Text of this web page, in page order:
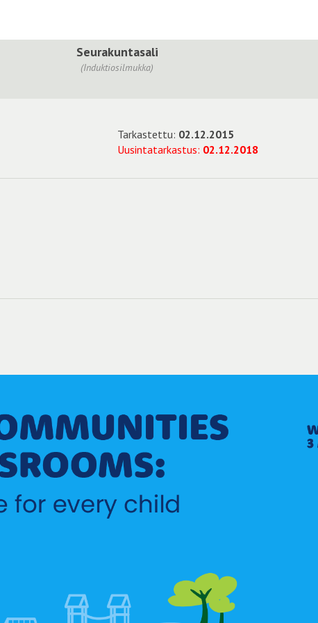
Seurakuntasali
(Induktiosilmukka)
Tarkastettu: 02.12.2015
Uusintatarkastus: 02.12.2018